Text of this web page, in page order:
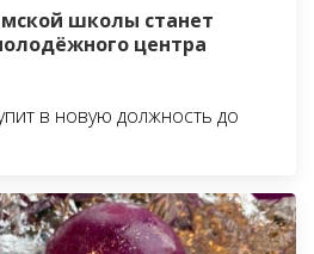
школы станет
центра
в новую должность до